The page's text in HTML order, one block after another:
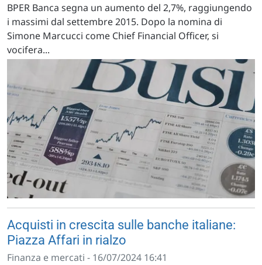
BPER Banca segna un aumento del 2,7%, raggiungendo
i massimi dal settembre 2015. Dopo la nomina di
Simone Marcucci come Chief Financial Officer, si
vocifera...
Acquisti in crescita sulle banche italiane:
Piazza Affari in rialzo
Finanza e mercati - 16/07/2024 16:41